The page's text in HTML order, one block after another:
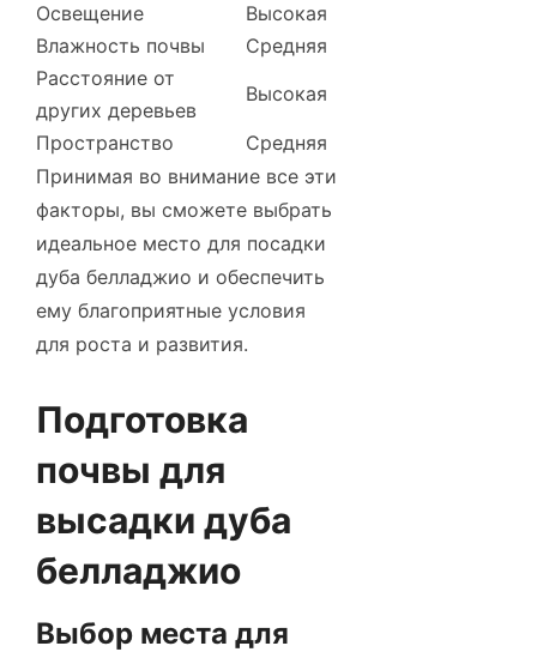
Освещение
Высокая
Влажность почвы
Средняя
Расстояние от
других деревьев
Высокая
Пространство
Средняя
Принимая во внимание все эти
факторы, вы сможете выбрать
идеальное место для посадки
дуба белладжио и обеспечить
ему благоприятные условия
для роста и развития.
Подготовка
почвы для
высадки дуба
белладжио
Выбор места для